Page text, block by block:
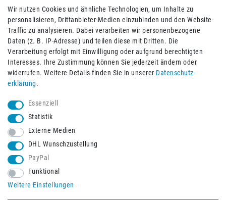
Impressum Daten­schutz­erklärung AGB
Wir nutzen Cookies und ähnliche Technologien, um Inhalte zu
personalisieren, Drittanbieter-Medien einzubinden und den Website-
Traffic zu analysieren. Dabei verarbeiten wir personenbezogene
Daten (z. B. IP-Adresse) und teilen diese mit Dritten. Die
Verarbeitung erfolgt mit Einwilligung oder aufgrund berechtigten
Interesses. Ihre Zustimmung können Sie jederzeit ändern oder
widerrufen. Weitere Details finden Sie in unserer Daten­schutz­
erklärung.
Essenziell
Statistik
Externe Medien
DHL Wunschzustellung
PayPal
Funktional
Weitere Einstellungen